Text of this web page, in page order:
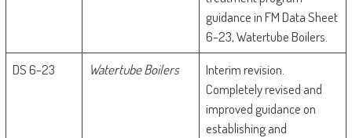
guidance in FM Data Sheet
6-23, Watertube Boilers.
DS 6-23
Watertube Boilers
Interim revision.
Completely revised and
improved guidance on
establishing and